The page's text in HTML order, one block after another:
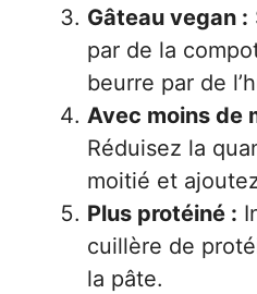
Gâteau vegan :
par de la
beurre par de
Avec moins de
Réduisez la
moitié et
Plus protéiné :
cuillère de
la pâte.